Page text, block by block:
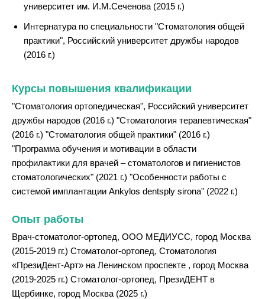
университет им. И.М.Сеченова (2015 г.)
Интернатура по специальности "Стоматология общей
практики", Российский университет дружбы народов
(2016 г.)
Курсы повышения квалификации
"Стоматология ортопедическая", Российский университет
дружбы народов (2016 г.) "Стоматология терапевтическая"
(2016 г.) "Стоматология общей практики" (2016 г.)
"Программа обучения и мотивации в области
профилактики для врачей – стоматологов и гигиенистов
стоматологических" (2021 г.) "Особенности работы с
системой имплантации Ankylos dentsply sirona" (2022 г.)
Опыт работы
Врач-стоматолог-ортопед, ООО МЕДИУСС, город Москва
(2015-2019 гг.) Стоматолог-ортопед, Стоматология
«ПрезиДент-Арт» на Ленинском проспекте , город Москва
(2019-2025 гг.) Стоматолог-ортопед, ПрезиДЕНТ в
Щербинке, город Москва (2025 г.)